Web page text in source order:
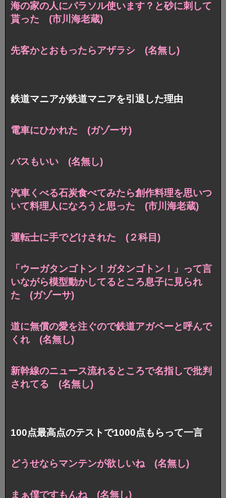
海の家の人にパラソル使います？と砂に刺して
貰った (市川海老蔵)
先客かとおもったらアザラシ (名無し)
鉄道マニアが鉄道マニアを引退した理由
電車にひかれた (ガゾーサ)
バスもいい (名無し)
汽車くべる石炭食べてみたら創作料理を思いつ
いて料理人になろうと思った (市川海老蔵)
運転士に手でどけされた (２科目)
「ウーガタンゴトン！ガタンゴトン！」って言
いながら模型動かしてるところ息子に見られ
た (ガゾーサ)
道に無償の愛を注ぐので鉄道アガペーと呼んで
くれ (名無し)
新幹線のニュース流れるところで名指しで批判
されてる (名無し)
100点最高点のテストで1000点もらって一言
どうせならマンテンが欲しいね (名無し)
まぁ僕ですもんね (名無し)